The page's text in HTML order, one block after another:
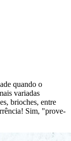
quando o
variadas
brioches, entre
Sim, "prove-